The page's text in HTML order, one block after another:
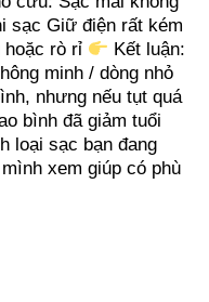
sạc Giữ điện rất kém
hoặc rò rỉ
Kết luận:
minh / dòng nhỏ
nhưng nếu tụt quá
bình đã giảm tuổi
loại sạc bạn đang
xem giúp có phù